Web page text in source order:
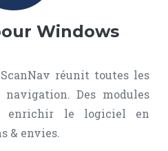
Windows
réunit toutes les
Des modules
enrichir le logiciel en
& envies.